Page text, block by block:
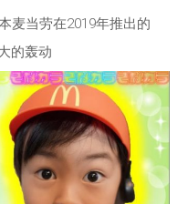
麦当劳在2019年推出的
的轰动